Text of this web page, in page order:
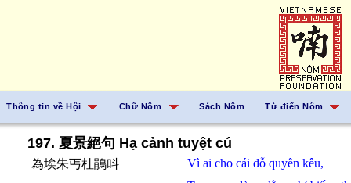
Thông tin về Hội Chữ Nôm Sách Nôm Từ điển Nôm
197. 夏景絕句 Hạ cảnh tuyệt cú
為埃朱丐杜鵑呌 Vì ai cho cái đỗ quyên kêu,